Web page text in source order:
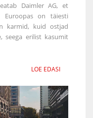
Daimler AG, et
Euroopas on täiesti
karmid, kuid ostjad
seega erilist kasumit
LOE EDASI